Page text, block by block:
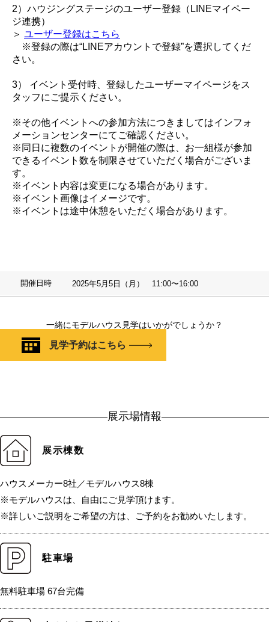
2）ハウジングステージのユーザー登録（LINEマイペー
ジ連携）
＞ ユーザー登録はこちら
※登録の際は“LINEアカウントで登録”を選択してくだ
さい。
3） イベント受付時、登録したユーザーマイページをス
タッフにご提示ください。
※その他イベントへの参加方法につきましてはインフォ
メーションセンターにてご確認ください。
※同日に複数のイベントが開催の際は、お一組様が参加
できるイベント数を制限させていただく場合がございま
す。
※イベント内容は変更になる場合があります。
※イベント画像はイメージです。
※イベントは途中休憩をいただく場合があります。
開催日時 2025年5月5日（月） 11:00〜16:00
一緒にモデルハウス見学はいかがでしょうか？
見学予約はこちら
展示場情報
展示棟数
ハウスメーカー8社／モデルハウス8棟
※モデルハウスは、自由にご見学頂けます。
※詳しいご説明をご希望の方は、ご予約をお勧めいたします。
駐車場
無料駐車場 67台完備